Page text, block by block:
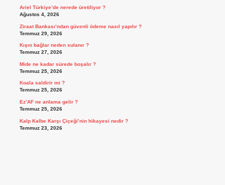
Ariel Türkiye’de nerede üretiliyor ?
Ağustos 4, 2026
Ziraat Bankası’ndan güvenli ödeme nasıl yapılır ?
Temmuz 29, 2026
Kışın bağlar neden sulanır ?
Temmuz 27, 2026
Mide ne kadar sürede boşalır ?
Temmuz 25, 2026
Koala saldirir mi ?
Temmuz 25, 2026
Ez’AF ne anlama gelir ?
Temmuz 25, 2026
Kalp Kalbe Karşı Çiçeği’nin hikayesi nedir ?
Temmuz 23, 2026